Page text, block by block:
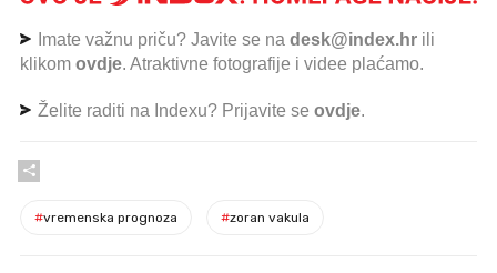
Imate važnu priču? Javite se na desk@index.hr ili
klikom ovdje. Atraktivne fotografije i videe plaćamo.
Želite raditi na Indexu? Prijavite se ovdje.
#vremenska prognoza #zoran vakula